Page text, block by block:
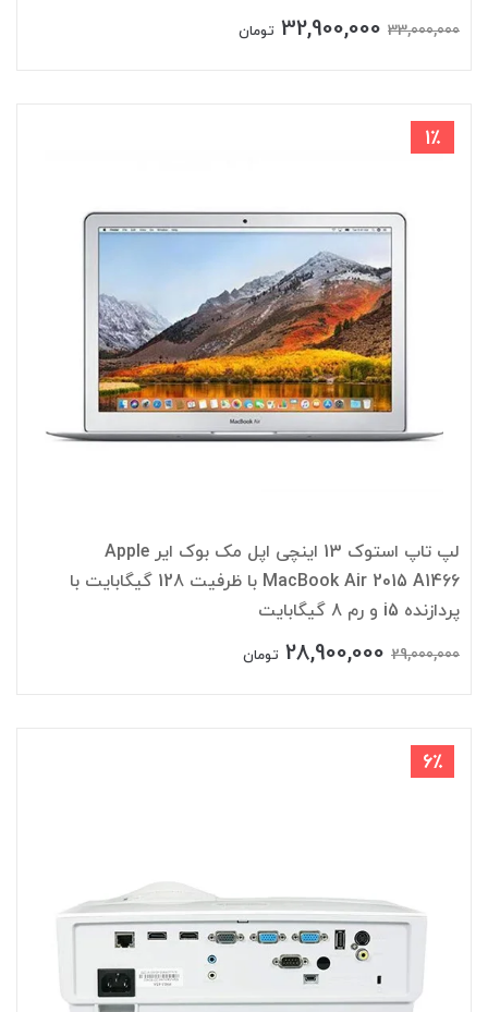
33,000,000
32,900,000 تومان
1٪
لپ تاپ استوک 13 اینچی اپل مک بوک ایر Apple
MacBook Air 2015 A1466 با ظرفیت 128 گیگابایت با
پردازنده i5 و رم 8 گیگابایت
29,000,000
28,900,000 تومان
6٪